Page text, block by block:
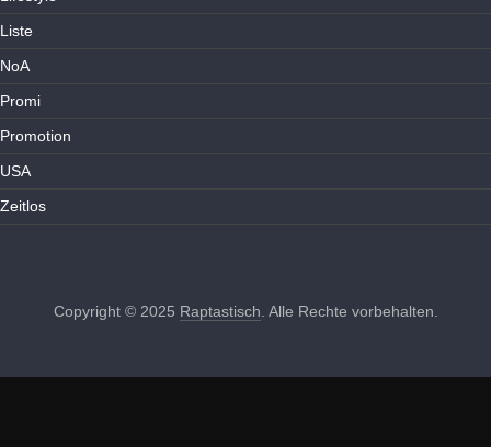
Liste
NoA
Promi
Promotion
USA
Zeitlos
Copyright © 2025 Raptastisch . Alle Rechte vorbehalten.